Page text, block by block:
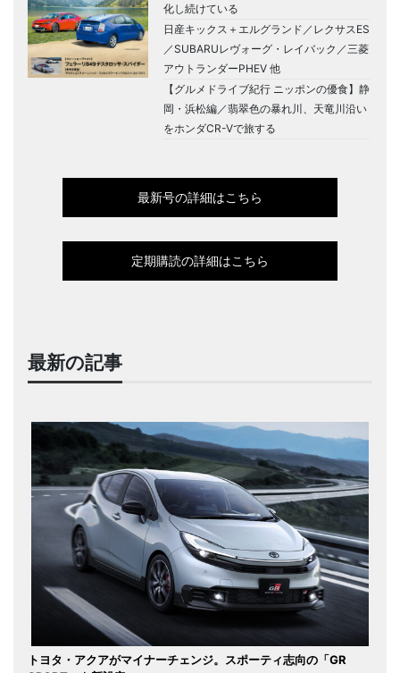
化し続けている
日産キックス＋エルグランド／レクサスES
／SUBARUレヴォーグ・レイバック／三菱
アウトランダーPHEV 他
【グルメドライブ紀行 ニッポンの優食】静
岡・浜松編／翡翠色の暴れ川、天竜川沿い
をホンダCR-Vで旅する
最新号の詳細はこちら
定期購読の詳細はこちら
最新の記事
トヨタ・アクアがマイナーチェンジ。スポーティ志向の「GR